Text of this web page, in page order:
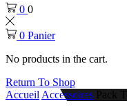
0 0
0 Panier
No products in the cart.
Return To Shop
Accueil Accessoires Pack